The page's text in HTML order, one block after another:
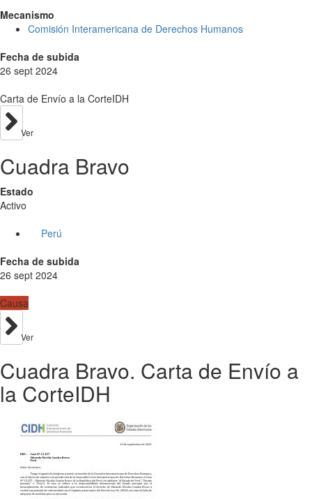
Mecanismo
Comisión Interamericana de Derechos Humanos
Fecha de subida
26 sept 2024
Carta de Envío a la CorteIDH
Ver
Cuadra Bravo
Estado
Activo
Perú
Fecha de subida
26 sept 2024
Causa
Ver
Cuadra Bravo. Carta de Envío a
la CorteIDH